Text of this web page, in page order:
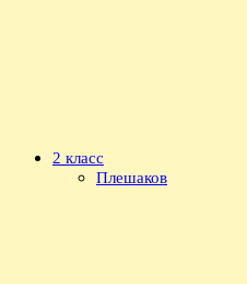
2 класс
Плешаков